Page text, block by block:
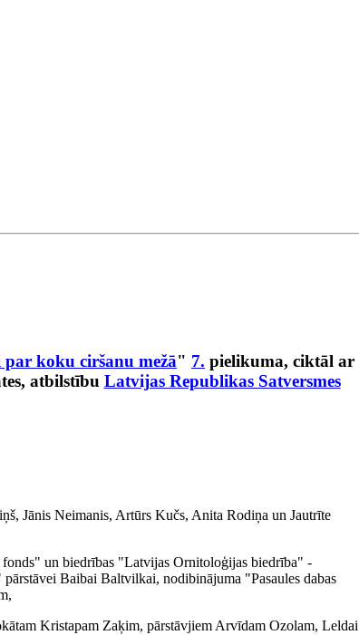
koku ciršanu mežā" 7. pielikuma, ciktāl ar
atbilstību Latvijas Republikas Satversmes
Jānis Neimanis, Artūrs Kučs, Anita Rodiņa un Jautrīte
un biedrības "Latvijas Ornitoloģijas biedrība" -
Baibai Baltvilkai, nodibinājuma "Pasaules dabas
Kristapam Zaķim, pārstāvjiem Arvīdam Ozolam, Leldai